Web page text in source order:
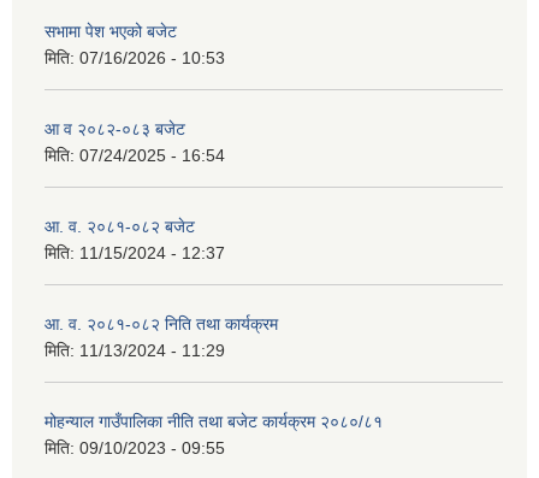
सभामा पेश भएको बजेट
मिति: 07/16/2026 - 10:53
आ व २०८२-०८३ बजेट
मिति: 07/24/2025 - 16:54
आ. व. २०८१-०८२ बजेट
मिति: 11/15/2024 - 12:37
आ. व. २०८१-०८२ निति तथा कार्यक्रम
मिति: 11/13/2024 - 11:29
मोहन्याल गाउँपालिका नीति तथा बजेट कार्यक्रम २०८०/८१
मिति: 09/10/2023 - 09:55